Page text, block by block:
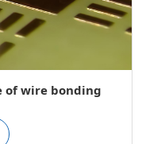
of wire bonding